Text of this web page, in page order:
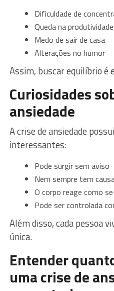
Dificuldade de
Queda na produtividade
Medo de sair de casa
Alterações no humor
Assim, buscar equilíbrio é
Curiosidades
ansiedade
A crise de ansiedade
interessantes:
Pode surgir sem aviso
Nem sempre tem
O corpo reage como
Pode ser controlada
Além disso, cada pessoa
única.
Entender
uma crise de